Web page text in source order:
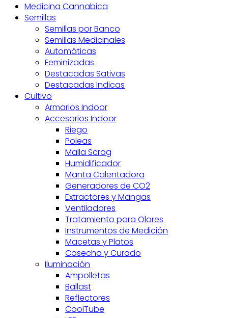
Medicina Cannabica
Semillas
Semillas por Banco
Semillas Medicinales
Automáticas
Feminizadas
Destacadas Sativas
Destacadas Indicas
Cultivo
Armarios Indoor
Accesorios Indoor
Riego
Poleas
Malla Scrog
Humidificador
Manta Calentadora
Generadores de CO2
Extractores y Mangas
Ventiladores
Tratamiento para Olores
Instrumentos de Medición
Macetas y Platos
Cosecha y Curado
Iluminación
Ampolletas
Ballast
Reflectores
CoolTube